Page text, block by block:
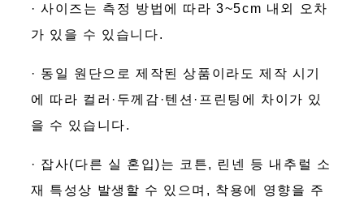
· 사이즈는 측정 방법에 따라 3~5cm 내외 오차
가 있을 수 있습니다.
· 동일 원단으로 제작된 상품이라도 제작 시기
에 따라 컬러·두께감·텐션·프린팅에 차이가 있
을 수 있습니다.
· 잡사(다른 실 혼입)는 코튼, 린넨 등 내추럴 소
재 특성상 발생할 수 있으며, 착용에 영향을 주